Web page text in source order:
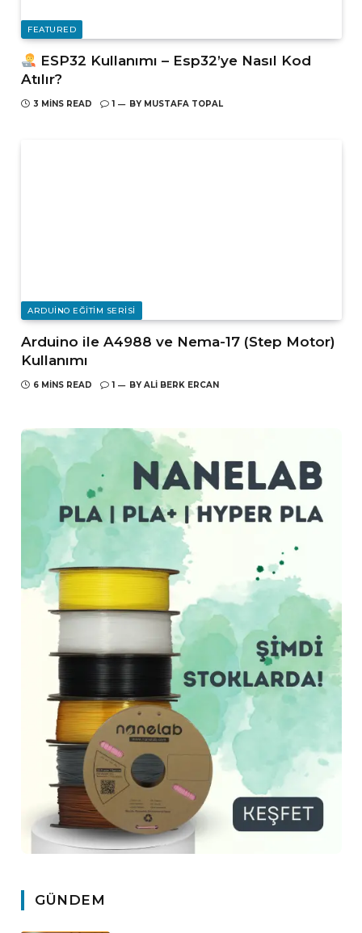
FEATURED
ESP32 Kullanımı – Esp32’ye Nasıl Kod
Atılır?
3 MINS READ 1 BY MUSTAFA TOPAL
ARDUINO EĞITIM SERISI
Arduino ile A4988 ve Nema-17 (Step Motor)
Kullanımı
6 MINS READ 1 BY ALI BERK ERCAN
GÜNDEM